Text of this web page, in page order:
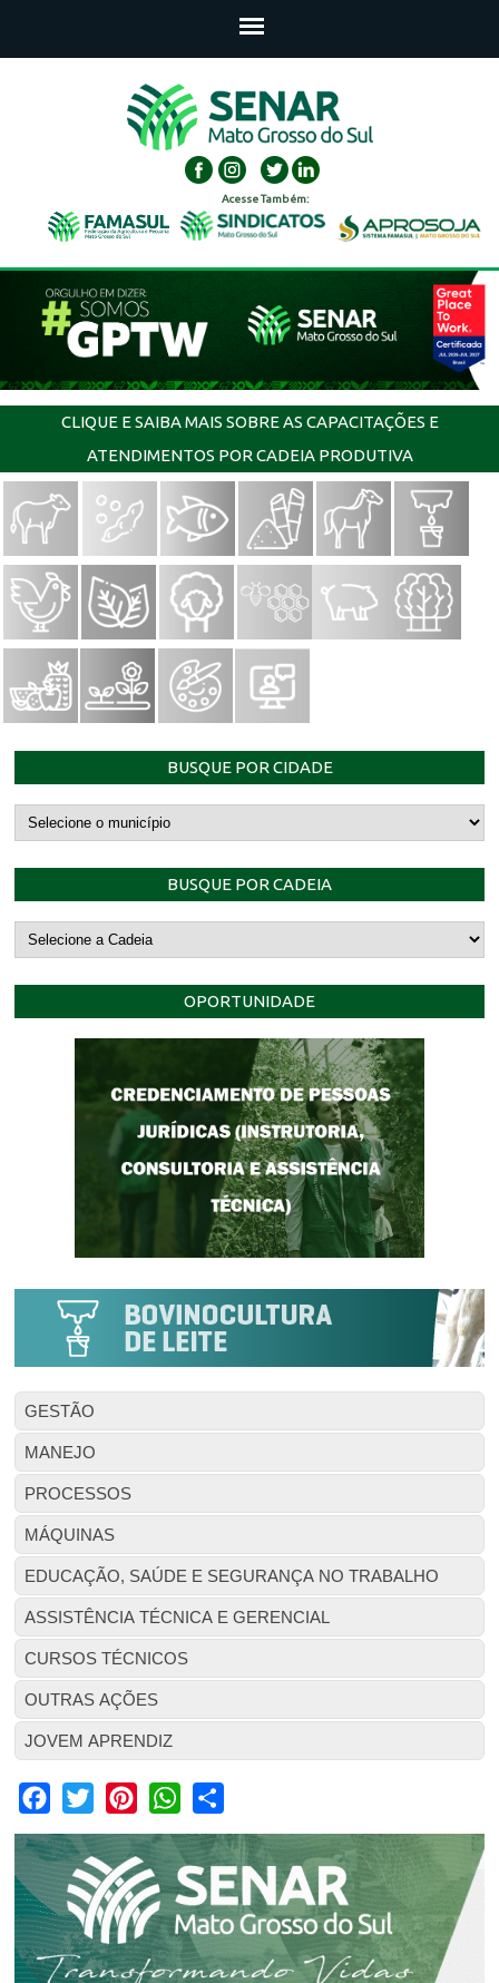
Acesse Também:
CLIQUE E SAIBA MAIS SOBRE AS CAPACITAÇÕES E
ATENDIMENTOS POR CADEIA PRODUTIVA
BUSQUE POR CIDADE
BUSQUE POR CADEIA
OPORTUNIDADE
GESTÃO
MANEJO
PROCESSOS
MÁQUINAS
EDUCAÇÃO, SAÚDE E SEGURANÇA NO TRABALHO
ASSISTÊNCIA TÉCNICA E GERENCIAL
CURSOS TÉCNICOS
OUTRAS AÇÕES
JOVEM APRENDIZ
Facebook
Twitter PinterestWhatsApp